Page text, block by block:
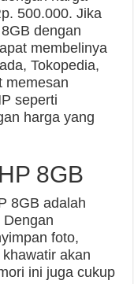
500.000. Jika
dengan
membelinya
Tokopedia,
memesan
seperti
harga yang
8GB
8GB adalah
Dengan
foto,
akan
ini juga cukup